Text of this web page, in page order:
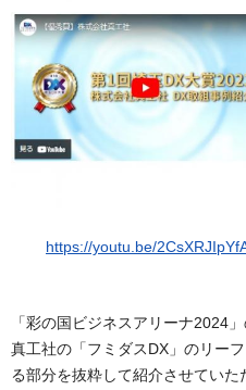
https://youtu.be/
「彩の国ビジネスアリーナ2024
真工社の「フミダスDX」のリー
る部分を抜粋して紹介させていた